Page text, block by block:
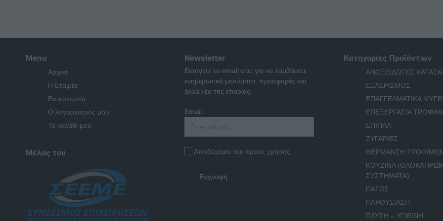
Menu
Αρχική
Η Εταιρία
Επικοινωνία
Ο λογαριασμός μου
Το καλάθι μου
Μέλος του
Newsletter
Εισάγετε το email σας για να λαμβάνετε
ενημερωτικά μηνύματα, προσφορές και
άλλα νέα της εταιρίας.
Email:
Αποδέχομαι του όρους χρήσης
Κατηγορίες Προϊόντων
ΑΝΟΞΕΙΔΩΤΕΣ
ΕΞΑΕΡΙΣΜΟΣ
ΕΠΑΓΓΕΛΜΑΤΙΚΑ
ΕΠΕΞΕΡΓΑΣΙΑ
ΕΠΙΠΛΑ
ΖΥΓΑΡΙΕΣ
ΘΕΡΜΑΝΣΗ
ΚΟΥΖΙΝΑ
ΣΥΣΤΗΜΑΤΑ)
ΠΑΓΟΣ
ΠΑΡΟΥΣΙΑΣΗ
ΠΛΥΣΗ – ΥΓΙΕΙΝΗ